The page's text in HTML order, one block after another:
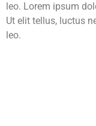
leo. Lorem ipsum
Ut elit tellus, luctus
leo.